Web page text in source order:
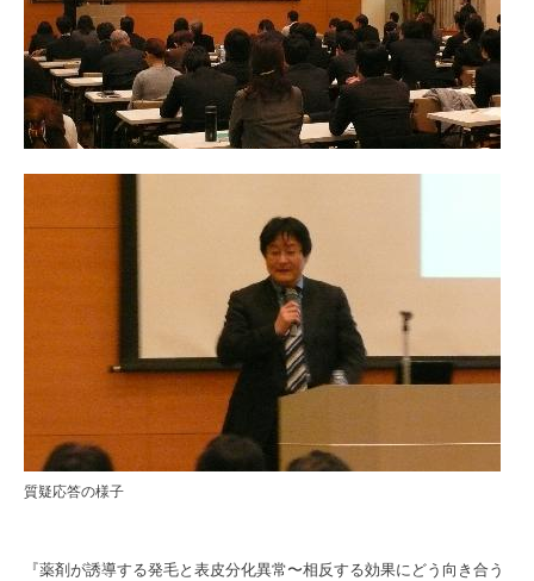
質疑応答の様子
『薬剤が誘導する発毛と表皮分化異常〜相反する効果にどう向き合う